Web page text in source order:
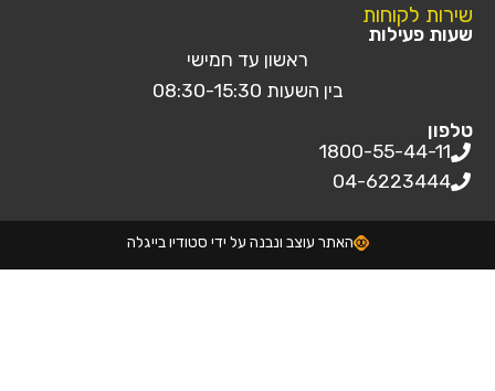
שירות לקוחות
שעות פעילות
ראשון עד חמישי
בין השעות 08:30-15:30
טלפון
1800-55-44-11
04-6223444
האתר עוצב ונבנה על ידי סטודיו בייגלה